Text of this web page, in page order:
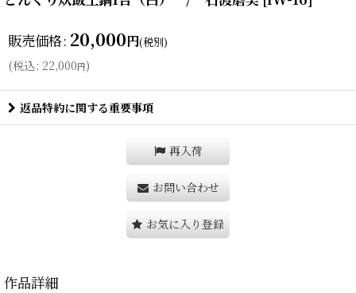
販売価格: 20,000円(税別)
(税込: 22,000円)
返品特約に関する重要事項
再入荷
お問い合わせ
お気に入り登録
作品詳細